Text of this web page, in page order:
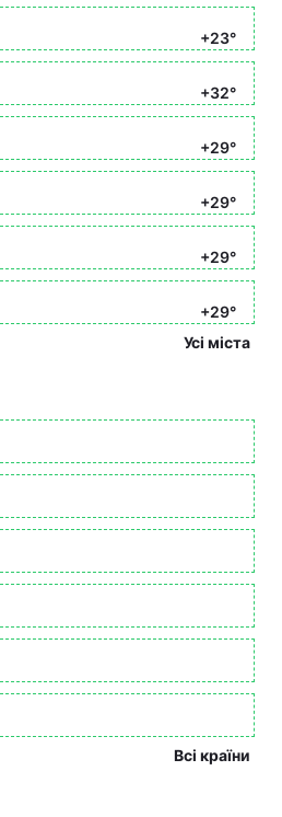
+23°
+32°
+29°
+29°
+29°
+29°
Усі міста
Всі країни